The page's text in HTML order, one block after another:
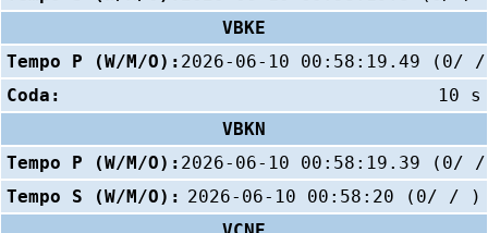
VBKE
Tempo P (W/M/O): 2026-06-10 00:58:19.49 (0/
Coda:
10 s
VBKN
Tempo P (W/M/O): 2026-06-10 00:58:19.39 (0/
Tempo S (W/M/O): 2026-06-10 00:58:20 (0/ / )